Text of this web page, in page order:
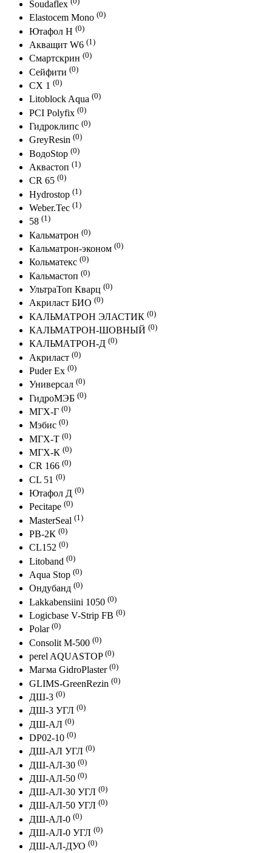
Soudaflex
Elastocem Mono (0)
Ютафол Н (0)
Акващит W6 (1)
Смартскрин (0)
Сейфити (0)
СХ 1 (0)
Litoblock Aqua (0)
PCI Polyfix (0)
Гидроклипс (0)
GreyResin (0)
ВодоStop (0)
Аквастоп (1)
CR 65 (0)
Hydrostop (1)
Weber.Tec (1)
58 (1)
Кальматрон (0)
Кальматрон-эконом (0)
Кольматекс (0)
Кальмастоп (0)
УльтраТоп Кварц (0)
Акриласт БИО (0)
КАЛЬМАТРОН ЭЛАСТИК (0)
КАЛЬМАТРОН-ШОВНЫЙ (0)
КАЛЬМАТРОН-Д (0)
Акриласт (0)
Puder Ex (0)
Универсал (0)
ГидроМЭБ (0)
МГХ-Г (0)
Мэбис (0)
МГХ-Т (0)
МГХ-К (0)
CR 166 (0)
CL 51 (0)
Ютафол Д (0)
Pecitape (0)
MasterSeal (1)
PB-2К (0)
CL152 (0)
Litoband (0)
Aqua Stop (0)
Ондубанд (0)
Lakkabensiini 1050 (0)
Logicbase V-Strip FB (0)
Polar (0)
Consolit M-500 (0)
perel AQUASTOP (0)
Магма GidroPlaster (0)
GLIMS-GreenRezin (0)
ДШ-3 (0)
ДШ-3 УГЛ (0)
ДШ-АЛ (0)
DP02-10 (0)
ДШ-АЛ УГЛ (0)
ДШ-АЛ-30 (0)
ДШ-АЛ-50 (0)
ДШ-АЛ-30 УГЛ (0)
ДШ-АЛ-50 УГЛ (0)
ДШ-АЛ-0 (0)
ДШ-АЛ-0 УГЛ (0)
ДШ-АЛ-ДУО (0)